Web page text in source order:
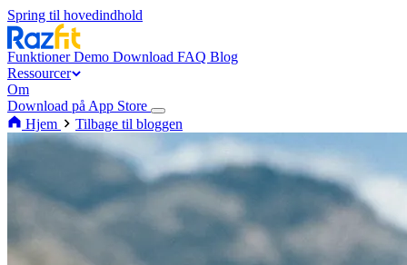
Spring til hovedindhold
FunktionerDemo Download FAQ Blog
Ressourcer
Om
Download på App Store
Hjem
Tilbage til bloggen